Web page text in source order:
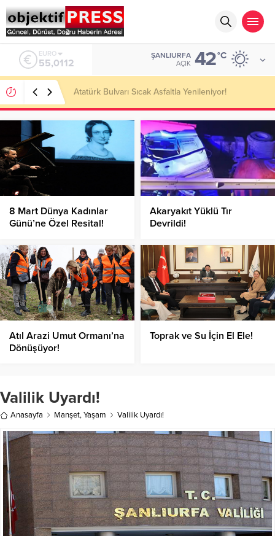
ALTIN
6.519,97
ŞANLIURFA
AÇIK 42°C
Temmuzda IPARD III Kapsamında 634,3 Milyon Lira
Hibe Ödemesi Yapıldı!
8 Mart Dünya Kadınlar
Günü’ne Özel Resital!
Akaryakıt Yüklü Tır
Devrildi!
Atıl Arazi Umut Ormanı’na
Dönüşüyor!
Toprak ve Su İçin El Ele!
Valilik Uyardı!
Anasayfa Manşet,Yaşam Valilik Uyardı!